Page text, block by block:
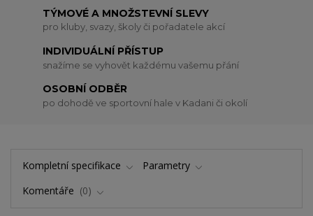
TÝMOVÉ A MNOŽSTEVNÍ SLEVY
pro kluby, svazy, školy či pořadatele akcí
INDIVIDUÁLNÍ PŘÍSTUP
snažíme se vyhovět každému vašemu přání
OSOBNÍ ODBĚR
po dohodě ve sportovní hale v Kadani či okolí
Kompletní specifikace
Parametry
Komentáře
0